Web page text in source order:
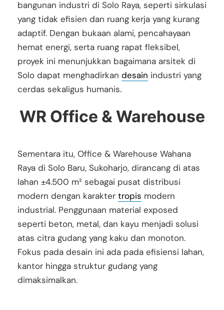
bangunan industri di Solo Raya, seperti sirkulasi
yang tidak efisien dan ruang kerja yang kurang
adaptif. Dengan bukaan alami, pencahayaan
hemat energi, serta ruang rapat fleksibel,
proyek ini menunjukkan bagaimana arsitek di
Solo dapat menghadirkan desain industri yang
cerdas sekaligus humanis.
WR Office & Warehouse
Sementara itu, Office & Warehouse Wahana
Raya di Solo Baru, Sukoharjo, dirancang di atas
lahan ±4.500 m² sebagai pusat distribusi
modern dengan karakter tropis modern
industrial. Penggunaan material exposed
seperti beton, metal, dan kayu menjadi solusi
atas citra gudang yang kaku dan monoton.
Fokus pada desain ini ada pada efisiensi lahan,
kantor hingga struktur gudang yang
dimaksimalkan.